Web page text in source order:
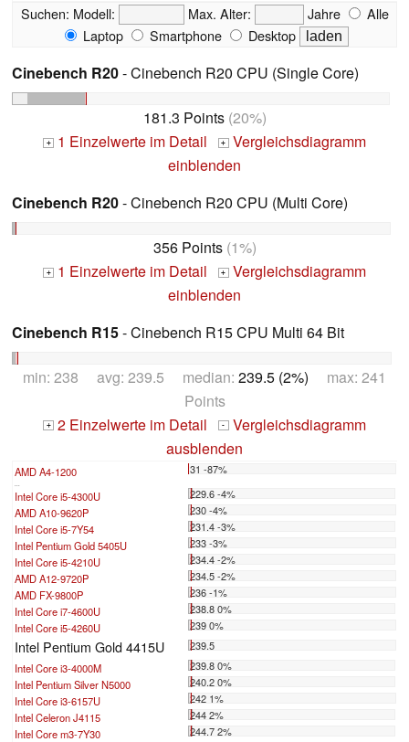
Suchen: Modell: Max. Alter: Jahre
Alle
Laptop
Smartphone Desktop
Cinebench R20- Cinebench R20 CPU (Single Core)
181.3 Points(20%)
+ 1 Einzelwerte im Detail + Vergleichsdiagramm
einblenden
Cinebench R20- Cinebench R20 CPU (Multi Core)
356 Points(1%)
+ 1 Einzelwerte im Detail + Vergleichsdiagramm
einblenden
Cinebench R15- Cinebench R15 CPU Multi 64 Bit
min: 238 avg: 239.5 median: 239.5 (2%) max: 241
Points
+ 2 Einzelwerte im Detail - Vergleichsdiagramm
ausblenden
AMD A4-1200 31 -87%
Intel Core i5-4300U
229.6 -4%
AMD A10-9620P
230 -4%
Intel Core i5-7Y54
231.4 -3%
Intel Pentium Gold 5405U
233 -3%
Intel Core i5-4210U
234.4 -2%
AMD A12-9720P
234.5 -2%
AMD FX-9800P
236 -1%
Intel Core i7-4600U
238.8 0%
Intel Core i5-4260U
239 0%
Intel Pentium Gold 4415U
239.5
Intel Core i3-4000M
239.8 0%
Intel Pentium Silver N5000
240.2 0%
Intel Core i3-6157U
242 1%
Intel Celeron J4115
244 2%
Intel Core m3-7Y30
244.7 2%